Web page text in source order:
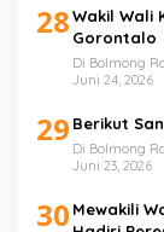
28Wakil Wali
Gorontalo
Di Bolmong
Juni 24, 2026
29 Berikut
Di Bolmong
Juni 23, 2026
30 Mewakili